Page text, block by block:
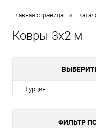
Главная страница •
Ковры 3x2 м
Турция
ФИЛЬТР